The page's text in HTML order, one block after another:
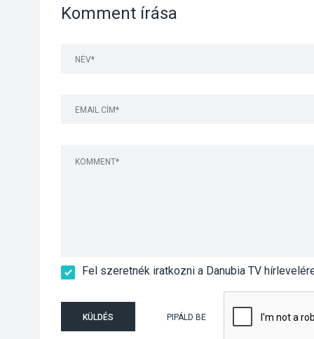
Komment írása
Fel szeretnék iratkozni a Danubia TV
KÜLDÉS PIPÁLD BE